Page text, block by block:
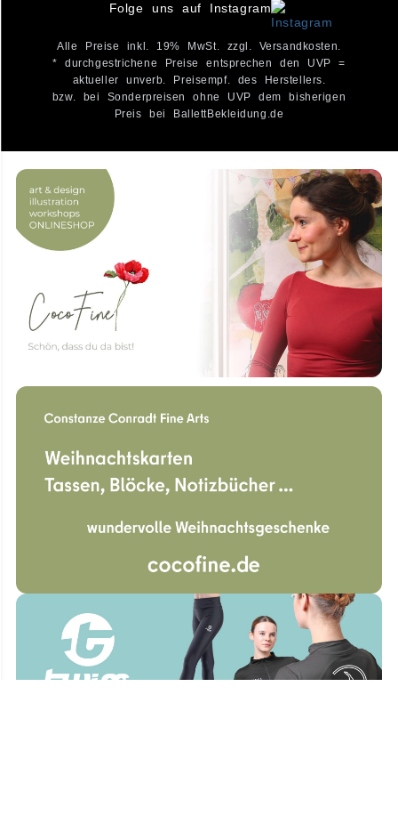
Folge uns auf Instagram
Alle Preise inkl. 19% MwSt. zzgl. Versandkosten.
* durchgestrichene Preise entsprechen den UVP =
aktueller unverb. Preisempf. des Herstellers.
bzw. bei Sonderpreisen ohne UVP dem bisherigen
Preis bei BallettBekleidung.de